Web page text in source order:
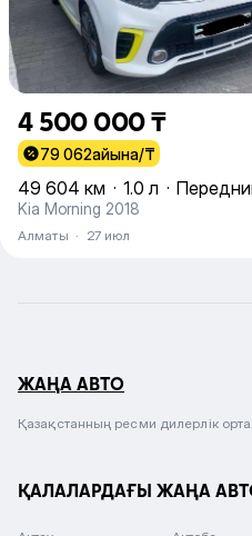
4 500 000 ₸
79 062айына/₸
49 604 км · 1.0 л ·
Kia Morning 2018
Алматы · 27 июл
ЖАҢА АВТО
Қазақстанның ресми дилерлік
ҚАЛАЛАРДАҒЫ ЖАҢА